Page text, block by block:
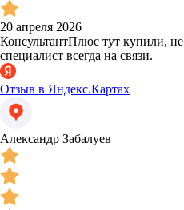
20 апреля 2026
КонсультантПлюс тут купили,
специалист всегда на связи.
Отзыв в Яндекс.Картах
Александр Забалуев